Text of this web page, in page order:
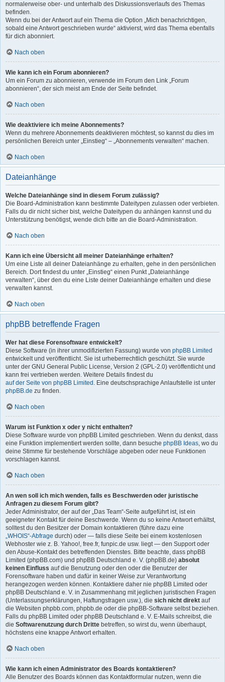
normalerweise ober- und unterhalb des Diskussionsverlaufs des Themas
befinden.
Wenn du bei der Antwort auf ein Thema die Option „Mich benachrichtigen,
sobald eine Antwort geschrieben wurde“ aktivierst, wird das Thema ebenfalls
für dich abonniert.
Nach oben
Wie kann ich ein Forum abonnieren?
Um ein Forum zu abonnieren, verwende im Forum den Link „Forum
abonnieren“, der sich meist am Ende der Seite befindet.
Nach oben
Wie deaktiviere ich meine Abonnements?
Wenn du mehrere Abonnements deaktivieren möchtest, so kannst du dies im
persönlichen Bereich unter „Einstieg“ – „Abonnements verwalten“ machen.
Nach oben
Dateianhänge
Welche Dateianhänge sind in diesem Forum zulässig?
Die Board-Administration kann bestimmte Dateitypen zulassen oder verbieten.
Falls du dir nicht sicher bist, welche Dateitypen du anhängen kannst und du
Unterstützung benötigst, wende dich bitte an die Board-Administration.
Nach oben
Kann ich eine Übersicht all meiner Dateianhänge erhalten?
Um eine Liste all deiner Dateianhänge zu erhalten, gehe in den persönlichen
Bereich. Dort findest du unter „Einstieg“ einen Punkt „Dateianhänge
verwalten“, über den du eine Liste deiner Dateianhänge erhalten und diese
verwalten kannst.
Nach oben
phpBB betreffende Fragen
Wer hat diese Forensoftware entwickelt?
Diese Software (in ihrer unmodifizierten Fassung) wurde von phpBB Limited
entwickelt und veröffentlicht. Sie ist urheberrechtlich geschützt. Sie wurde
unter der GNU General Public License, Version 2 (GPL-2.0) veröffentlicht und
kann frei vertrieben werden. Weitere Details findest du
auf der Seite von phpBB Limited . Eine deutschsprachige Anlaufstelle ist unter
phpBB.de zu finden.
Nach oben
Warum ist Funktion x oder y nicht enthalten?
Diese Software wurde von phpBB Limited geschrieben. Wenn du denkst, dass
eine Funktion implementiert werden sollte, dann besuche phpBB Ideas, wo du
deine Stimme für bestehende Vorschläge abgeben oder neue Funktionen
vorschlagen kannst.
Nach oben
An wen soll ich mich wenden, falls es Beschwerden oder juristische
Anfragen zu diesem Forum gibt?
Jeder Administrator, der auf der „Das Team“-Seite aufgeführt ist, ist ein
geeigneter Kontakt für deine Beschwerde. Wenn du so keine Antwort erhältst,
solltest du den Besitzer der Domain kontaktieren (führe dazu eine
„WHOIS“-Abfrage durch) oder — falls diese Seite bei einem kostenlosen
Webhoster wie z. B. Yahoo!, free.fr, funpic.de usw. liegt — den Support oder
den Abuse-Kontakt des betreffenden Dienstes. Bitte beachte, dass phpBB
Limited (phpBB.com) und phpBB Deutschland e. V. (phpBB.de) absolut
keinen Einfluss auf die Benutzung oder den oder die Benutzer der
Forensoftware haben und dafür in keiner Weise zur Verantwortung
herangezogen werden können. Kontaktiere daher nie phpBB Limited oder
phpBB Deutschland e. V. in Zusammenhang mit jeglichen juristischen Fragen
(Unterlassungserklärungen, Haftungsfragen usw.), die sich nicht direkt auf
die Websiten phpbb.com, phpbb.de oder die phpBB-Software selbst beziehen.
Falls du phpBB Limited oder phpBB Deutschland e. V. E-Mails schreibst, die
die Softwarenutzung durch Dritte betreffen, so wirst du, wenn überhaupt,
höchstens eine knappe Antwort erhalten.
Nach oben
Wie kann ich einen Administrator des Boards kontaktieren?
Alle Benutzer des Boards können das Kontaktformular nutzen, wenn die